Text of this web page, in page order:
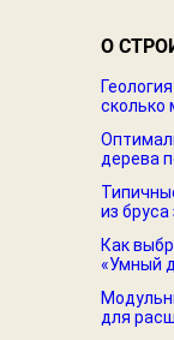
О
сколько
дерева
из бруса
Как
«Умный
для